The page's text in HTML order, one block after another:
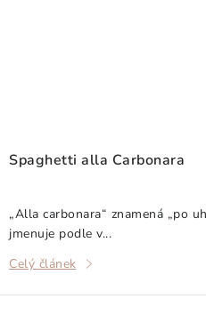
Spaghetti alla Carbonara
„Alla carbonara“ znamená „po
jmenuje podle v...
Celý článek